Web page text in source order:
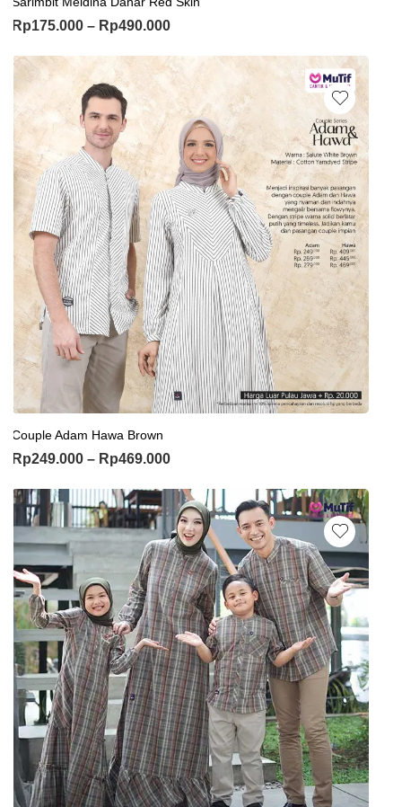
Rp175.000 – Rp490.000
Couple Adam Hawa Brown
Rp249.000 – Rp469.000